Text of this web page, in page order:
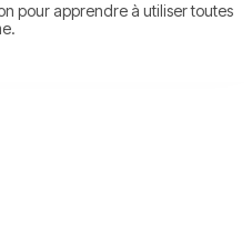
pour apprendre à utiliser toutes